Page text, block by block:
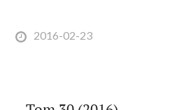
Posted2016-02-23